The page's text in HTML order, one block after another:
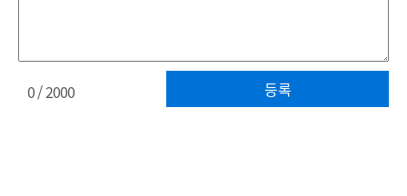
등록
0/ 2000